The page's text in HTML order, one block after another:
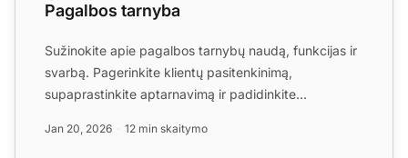
Pagalbos tarnyba
Sužinokite apie pagalbos tarnybų naudą, funkcijas ir
svarbą. Pagerinkite klientų pasitenkinimą,
supaprastinkite aptarnavimą ir padidinkite
Jan 20, 2026 12 min skaitymo